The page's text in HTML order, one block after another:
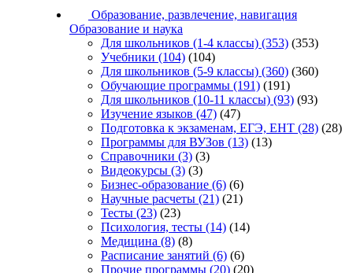
Образование, развлечение, навигация
Образование и наука
Для школьников (1-4 классы) (353) (353)
Учебники (104) (104)
Для школьников (5-9 классы) (360) (360)
Обучающие программы (191) (191)
Для школьников (10-11 классы) (93) (93)
Изучение языков (47) (47)
Подготовка к экзаменам, ЕГЭ, ЕНТ (28) (28)
Программы для ВУЗов (13) (13)
Справочники (3) (3)
Видеокурсы (3) (3)
Бизнес-образование (6) (6)
Научные расчеты (21) (21)
Тесты (23) (23)
Психология, тесты (14) (14)
Медицина (8) (8)
Расписание занятий (6) (6)
Прочие программы (20) (20)